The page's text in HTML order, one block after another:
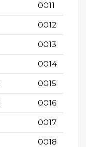
0011
0012
0013
0014
0015
0016
0017
0018